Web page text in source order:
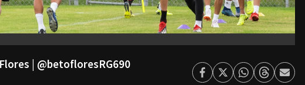
| @betofloresRG690
Facebook
TwitterWhatsapp
ThreadsEnviar